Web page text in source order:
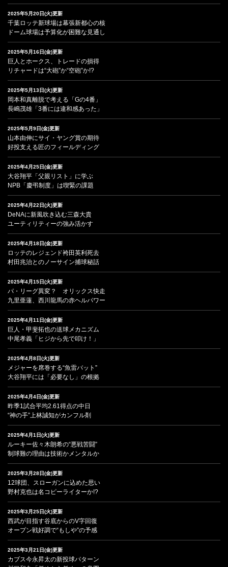
2025年5月20日(火)更新
千葉ロッテ新球場は幕張新都心の核
ドーム球場は予算化が困難な見通し
2025年5月16日(金)更新
巨人とホークス、トレードの損得
リチャードは“大砲”か“空砲”か!?
2025年5月13日(火)更新
岡本和真離脱で考える「Gの4番」
長嶋茂雄「3番には違和感あった」
2025年5月9日(金)更新
山本由伸にサイ・ヤング賞の期待
好投支える匠のフィールディング
2025年4月25日(金)更新
大谷翔平「父親リスト」に学ぶ
NPB「慶弔制度」は喫緊の課題
2025年4月22日(火)更新
DeNAに新風吹き込む三森大貴
ユーティリティーの強み活かす
2025年4月18日(金)更新
ロッテのレジェンド袴田英利死去
村田兆治とのノーサイン捕球秘話
2025年4月15日(火)更新
パ・リーグ異変？ オリックス快走
九里亜蓮、西川龍馬の赤ヘルパワー
2025年4月11日(金)更新
巨人・甲斐拓也の送球メカニズム
中尾孝義「ヒジから先で叩け！」
2025年4月8日(火)更新
メジャーを席巻する“魚雷バット”
大谷翔平には「必要なし」の根拠
2025年4月4日(金)更新
昨季1試合平均2.61得点の中日
“神の手”上林誠知がカンフル剤
2025年4月1日(火)更新
ルーキー佐々木朗希の“悪戦苦闘”
制球難の理由は技術かメンタルか
2025年3月28日(金)更新
12球団、スローガンに込めた思い
野村克也は名コピーライターか!?
2025年3月25日(火)更新
西武が目指す谷底からのV字回復
オープン戦好調で“もしや”の予感
2025年3月21日(金)更新
カブス今永昇太の新投球パターン